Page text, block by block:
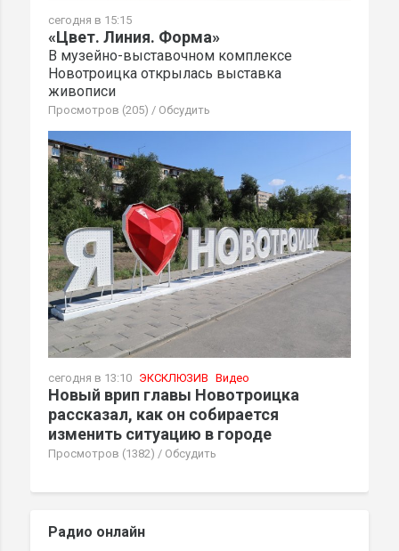
сегодня в 15:15
«Цвет. Линия. Форма»
В музейно-выставочном комплексе
Новотроицка открылась выставка
живописи
Просмотров (205) / Обсудить
сегодня в 13:10 ЭКСКЛЮЗИВ Видео
Новый врип главы Новотроицка
рассказал, как он собирается
изменить ситуацию в городе
Просмотров (1382) / Обсудить
Радио онлайн